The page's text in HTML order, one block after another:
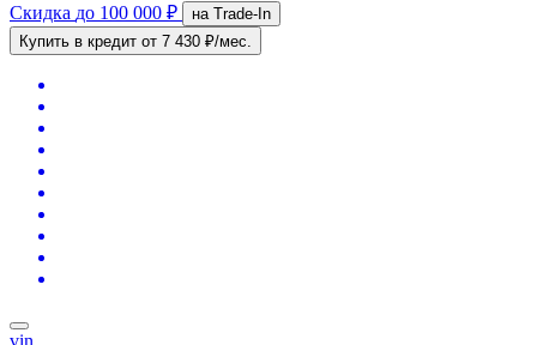
Скидка до 100 000 ₽
на Trade-In
Купить в кредит от 7 430 ₽/мес.
vin